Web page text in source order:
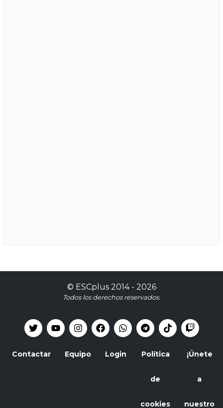
© ESCplus2014 - 2026
Todos los derechos reservados.
Contactar Equipo Login Política
de
cookies
¡Únete
a
nuestro